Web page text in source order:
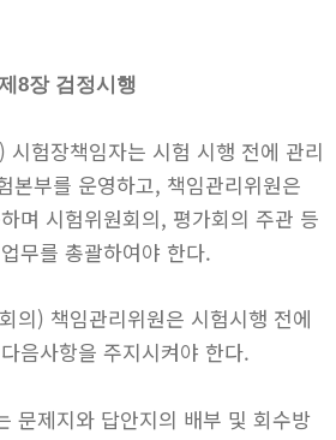
8장 검정시행
시험장책임자는 시험 시행 전에 관리
본부를 운영하고, 책임관리위원은
며 시험위원회의, 평가회의 주관 등
무를 총괄하여야 한다.
의) 책임관리위원은 시험시행 전에
음사항을 주지시켜야 한다.
문제지와 답안지의 배부 및 회수방